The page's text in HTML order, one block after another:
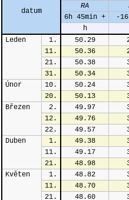
datum
RA
6h 45min +
-
h
Leden
1. 50.29
11.
50.36
21.
50.38
31.
50.34
Únor
10. 50.24
20.
50.13
Březen
2. 49.97
12.
49.76
22.
49.57
Duben
1. 49.38
11.
49.17
21.
48.98
Květen
1. 48.82
11.
48.70
21.
48.60